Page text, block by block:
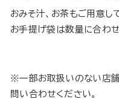
おみそ汁、お茶もご用意し
お手提げ袋は数量に合わせ
※一部お取扱いのない店舗
問い合わせください。